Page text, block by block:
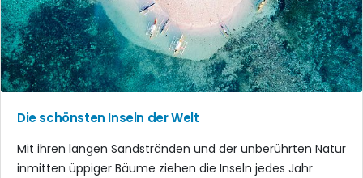
Die schönsten Inseln der Welt
Mit ihren langen Sandstränden und der unberührten Natur
inmitten üppiger Bäume ziehen die Inseln jedes Jahr